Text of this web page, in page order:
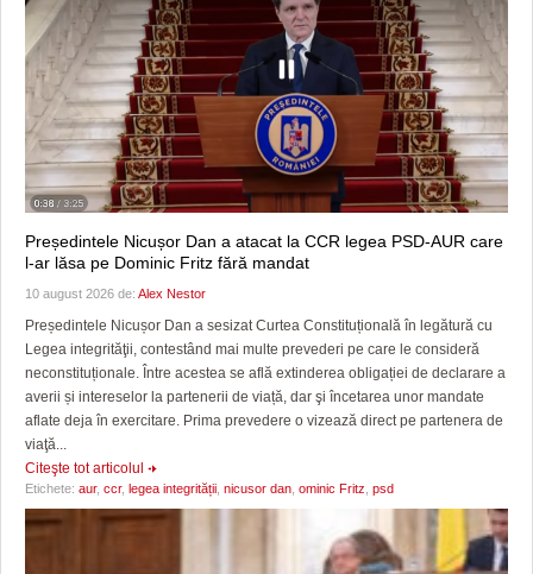
Președintele Nicușor Dan a atacat la CCR legea PSD-AUR care
l-ar lăsa pe Dominic Fritz fără mandat
10 august 2026 de: Alex Nestor
Președintele Nicușor Dan a sesizat Curtea Constituțională în legătură cu
Legea integrităţii, contestând mai multe prevederi pe care le consideră
neconstituționale. Între acestea se află extinderea obligației de declarare a
averii și intereselor la partenerii de viață, dar şi încetarea unor mandate
aflate deja în exercitare. Prima prevedere o vizează direct pe partenera de
viaţă...
Citeşte tot articolul
Etichete: aur, ccr, legea integrității nicusor dan ominic Fritz psd